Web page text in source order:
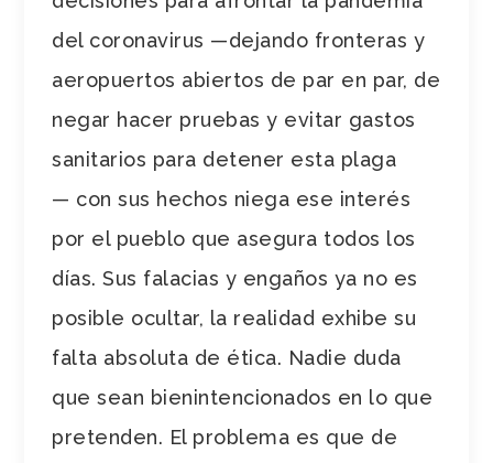
del coronavirus —dejando fronteras y
aeropuertos abiertos de par en par, de
negar hacer pruebas y evitar gastos
sanitarios para detener esta plaga
— con sus hechos niega ese interés
por el pueblo que asegura todos los
días. Sus falacias y engaños ya no es
posible ocultar, la realidad exhibe su
falta absoluta de ética. Nadie duda
que sean bienintencionados en lo que
pretenden. El problema es que de